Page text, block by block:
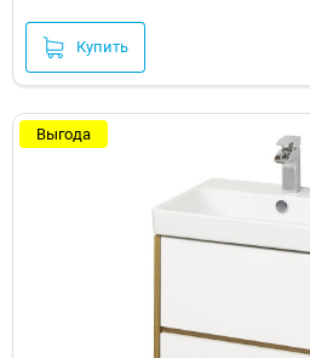
Купить
Выгода